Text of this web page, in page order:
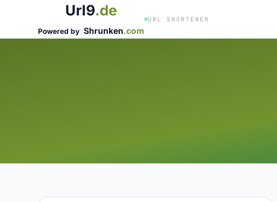
Url9.de
Powered by Shrunken.com
URL SHORTENER